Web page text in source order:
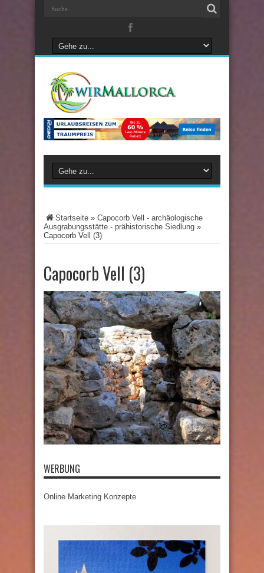
Startseite » Capocorb Vell - archäologische
Ausgrabungsstätte - prähistorische Siedlung »
Capocorb Vell (3)
Capocorb Vell (3)
WERBUNG
Online Marketing Konzepte